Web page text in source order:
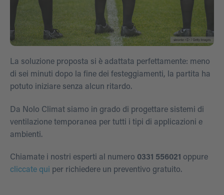
La soluzione proposta si è adattata perfettamente: meno
di sei minuti dopo la fine dei festeggiamenti, la partita ha
potuto iniziare senza alcun ritardo.
Da Nolo Climat siamo in grado di progettare sistemi di
ventilazione temporanea per tutti i tipi di applicazioni e
ambienti.
Chiamate i nostri esperti al numero 0331 556021 oppure
cliccate qui per richiedere un preventivo gratuito.